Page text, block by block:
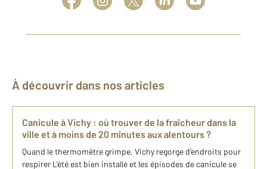
À découvrir dans nos articles
Canicule à Vichy : où trouver de la fraîcheur dans la
ville et à moins de 20 minutes aux alentours ?
Quand le thermomètre grimpe, Vichy regorge d'endroits pour
respirer L'été est bien installé et les épisodes de canicule se